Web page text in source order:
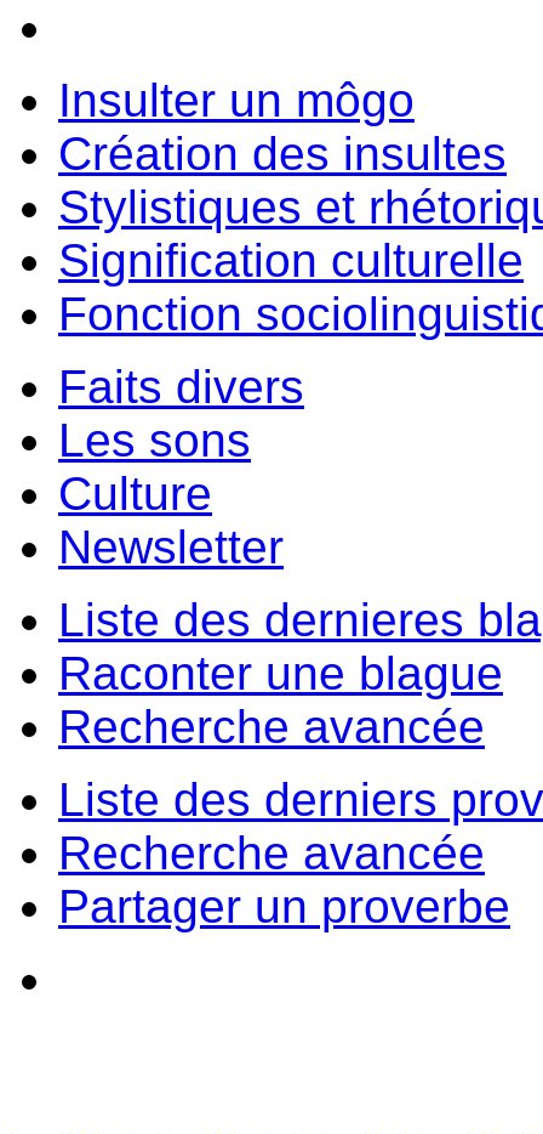
Insulter un môgo
Création des insultes
Stylistiques et
Signification culturelle
Fonction
Faits divers
Les sons
Culture
Newsletter
Liste des dernieres
Raconter une blague
Recherche avancée
Liste des derniers
Recherche avancée
Partager un proverbe